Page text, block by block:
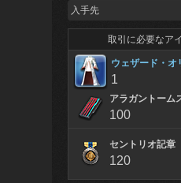
入手先
取引に必要なア
ウェザード・オ
1
アラガントーム
100
セントリオ記章
120